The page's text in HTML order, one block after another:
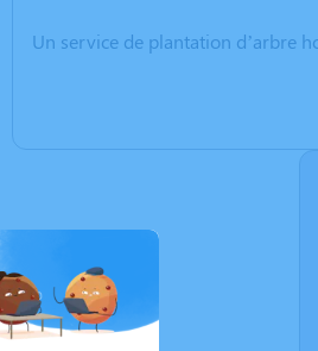
Un service de plantation d’arbre